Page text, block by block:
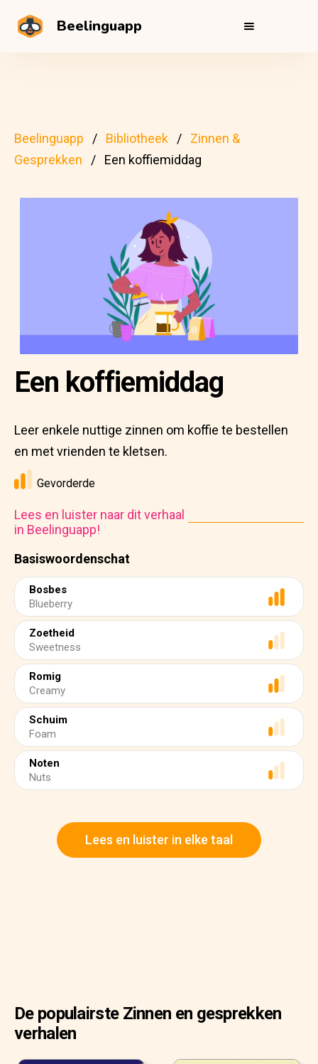
Beelinguapp
Beelinguapp Bibliotheek
Zinnen &
Gesprekken
Een koffiemiddag
Basiswoordenschat
Bosbes
Blueberry
Zoetheid
Sweetness
Romig
Creamy
Schuim
Foam
Noten
Nuts
Een koffiemiddag
Leer enkele nuttige zinnen om koffie te bestellen
en met vrienden te kletsen.
Gevorderde
Lees en luister naar dit verhaal
in Beelinguapp!
Lees en luister in elke taal
De populairste Zinnen en gesprekken
verhalen